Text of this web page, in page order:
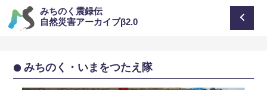
みちのく震録伝
自然災害アーカイブβ2.0
みちのく・いまをつたえ隊